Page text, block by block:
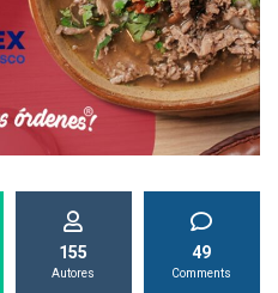
155
Autores
49
Comments